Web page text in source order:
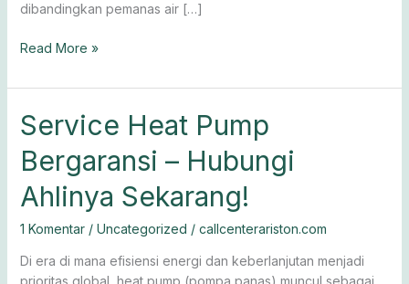
dibandingkan pemanas air […]
Read More »
Service Heat Pump
Bergaransi – Hubungi
Ahlinya Sekarang!
1 Komentar / Uncategorized / callcenterariston.com
Di era di mana efisiensi energi dan keberlanjutan menjadi
Service
Heat
Pump
Bergaransi
–
Ahlinya
Sekarang!